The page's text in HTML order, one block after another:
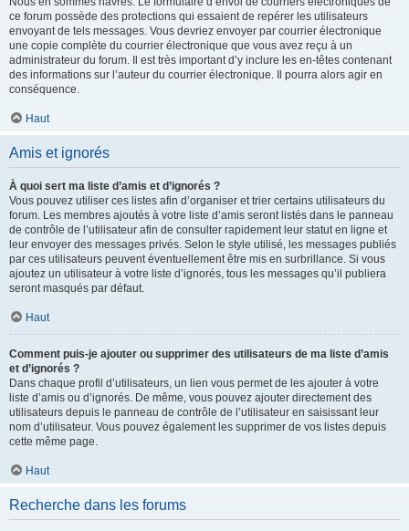
ce forum possède des protections qui essaient de repérer les utilisateurs
envoyant de tels messages. Vous devriez envoyer par courrier électronique
une copie complète du courrier électronique que vous avez reçu à un
administrateur du forum. Il est très important d’y inclure les en-têtes contenant
des informations sur l’auteur du courrier électronique. Il pourra alors agir en
conséquence.
Haut
Amis et ignorés
À quoi sert ma liste d’amis et d’ignorés ?
Vous pouvez utiliser ces listes afin d’organiser et trier certains utilisateurs du
forum. Les membres ajoutés à votre liste d’amis seront listés dans le panneau
de contrôle de l’utilisateur afin de consulter rapidement leur statut en ligne et
leur envoyer des messages privés. Selon le style utilisé, les messages publiés
par ces utilisateurs peuvent éventuellement être mis en surbrillance. Si vous
ajoutez un utilisateur à votre liste d’ignorés, tous les messages qu’il publiera
seront masqués par défaut.
Haut
Comment puis-je ajouter ou supprimer des utilisateurs de ma liste d’amis
et d’ignorés ?
Dans chaque profil d’utilisateurs, un lien vous permet de les ajouter à votre
liste d’amis ou d’ignorés. De même, vous pouvez ajouter directement des
utilisateurs depuis le panneau de contrôle de l’utilisateur en saisissant leur
nom d’utilisateur. Vous pouvez également les supprimer de vos listes depuis
cette même page.
Haut
Recherche dans les forums